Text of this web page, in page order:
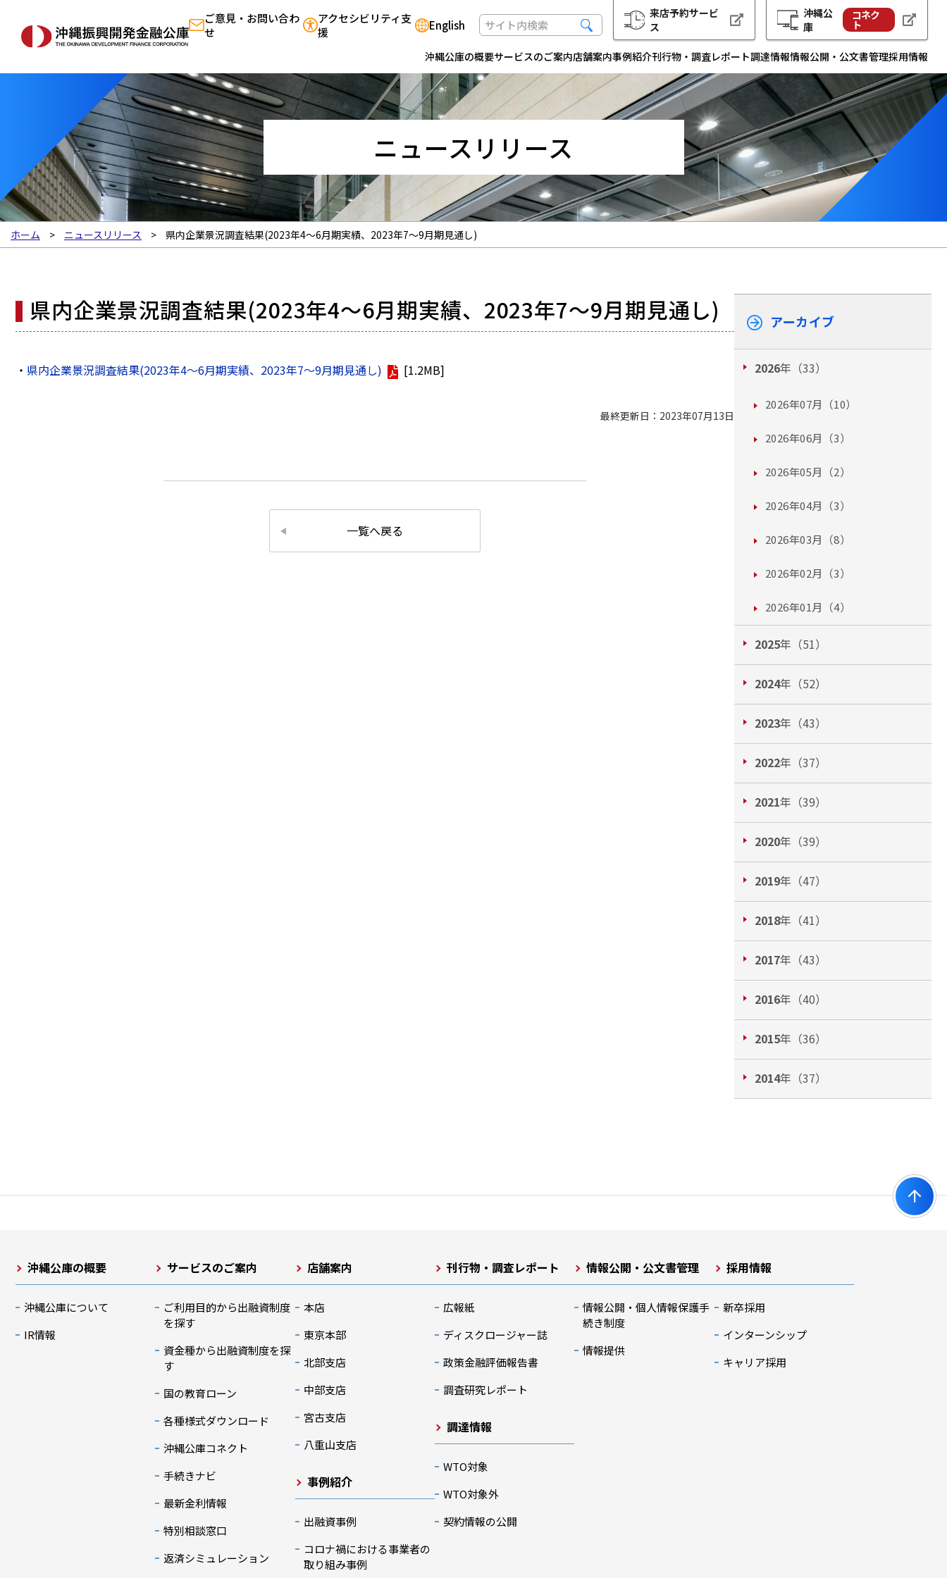
ご意見・お問い合わ
せ
アクセシビリティ支
援
English
来店予約サービ
ス
沖縄公
庫
コネク
ト
沖縄公庫の概要サービスのご案内店舗案内事例紹介刊行物・調査レポート調達情報情報公開・公文書管理採用情報
ニュースリリース
ホーム ニュースリリース 県内企業景況調査結果(2023年4～6月期実績、2023年7～9月期見通し)
県内企業景況調査結果(2023年4～6月期実績、2023年7～9月期見通し)
・ 県内企業景況調査結果(2023年4～6月期実績、2023年7～9月期見通し) [1.2MB]
最終更新日：2023年07月13日
一覧へ戻る
アーカイブ
2026年（33）
2026年07月（10）
2026年06月（3）
2026年05月（2）
2026年04月（3）
2026年03月（8）
2026年02月（3）
2026年01月（4）
2025年（51）
2024年（52）
2023年（43）
2022年（37）
2021年（39）
2020年（39）
2019年（47）
2018年（41）
2017年（43）
2016年（40）
2015年（36）
2014年（37）
沖縄公庫の概要
沖縄公庫について
IR情報
サービスのご案内
ご利用目的から出融資制度
を探す
資金種から出融資制度を探
す
国の教育ローン
各種様式ダウンロード
沖縄公庫コネクト
手続きナビ
最新金利情報
特別相談窓口
返済シミュレーション
店舗案内
本店
東京本部
北部支店
中部支店
宮古支店
八重山支店
事例紹介
出融資事例
コロナ禍における事業者の
取り組み事例
刊行物・調査レポート
広報紙
ディスクロージャー誌
政策金融評価報告書
調査研究レポート
調達情報
WTO対象
WTO対象外
契約情報の公開
情報公開・公文書管理
情報公開・個人情報保護手
続き制度
情報提供
採用情報
新卒採用
インターンシップ
キャリア採用